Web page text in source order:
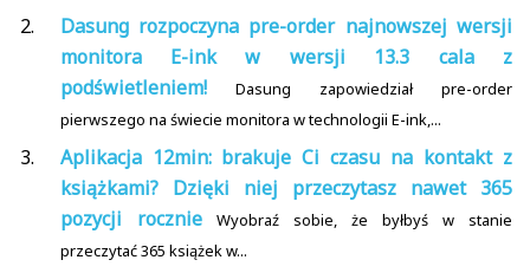
Dasung rozpoczyna pre-order najnowszej wersji
monitora E-ink w wersji 13.3 cala z
podświetleniem!
Dasung zapowiedział pre-order
pierwszego na świecie monitora w technologii E-ink,...
Aplikacja 12min: brakuje Ci czasu na kontakt z
książkami? Dzięki niej przeczytasz nawet 365
pozycji rocznie
Wyobraź sobie, że byłbyś w stanie
przeczytać 365 książek w...